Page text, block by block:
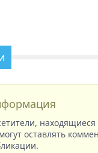
находящиеся
оставлять